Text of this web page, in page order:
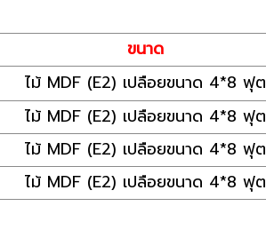
ขนาด
ไม้ MDF (E2) เปลือยขนาด 4*8 ฟุต
ไม้ MDF (E2) เปลือยขนาด 4*8 ฟุต
ไม้ MDF (E2) เปลือยขนาด 4*8 ฟุต
ไม้ MDF (E2) เปลือยขนาด 4*8 ฟุต